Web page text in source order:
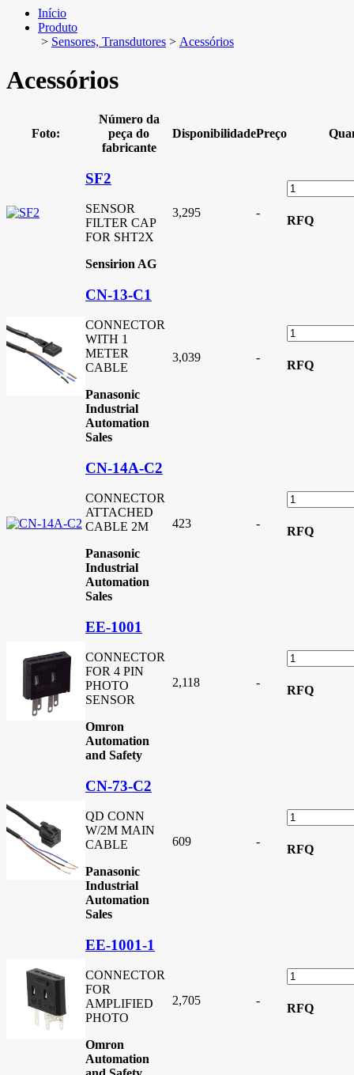
Início
Produto
> Sensores, Transdutores > Acessórios
Acessórios
Foto:
Número da
peça do
fabricante
DisponibilidadePreço
SF2
SENSOR
FILTER CAP
FOR SHT2X
Sensirion AG
3,295 -
RFQ
CN-13-C1
CONNECTOR
WITH 1
METER
CABLE
Panasonic
Industrial
Automation
Sales
3,039 -
RFQ
CN-14A-C2
CONNECTOR
ATTACHED
CABLE 2M
Panasonic
Industrial
Automation
Sales
423 -
RFQ
EE-1001
CONNECTOR
FOR 4 PIN
PHOTO
SENSOR
Omron
Automation
and Safety
2,118 -
RFQ
CN-73-C2
QD CONN
W/2M MAIN
CABLE
Panasonic
Industrial
Automation
Sales
609 -
RFQ
EE-1001-1
CONNECTOR
FOR
AMPLIFIED
PHOTO
Omron
Automation
2,705 -
RFQ